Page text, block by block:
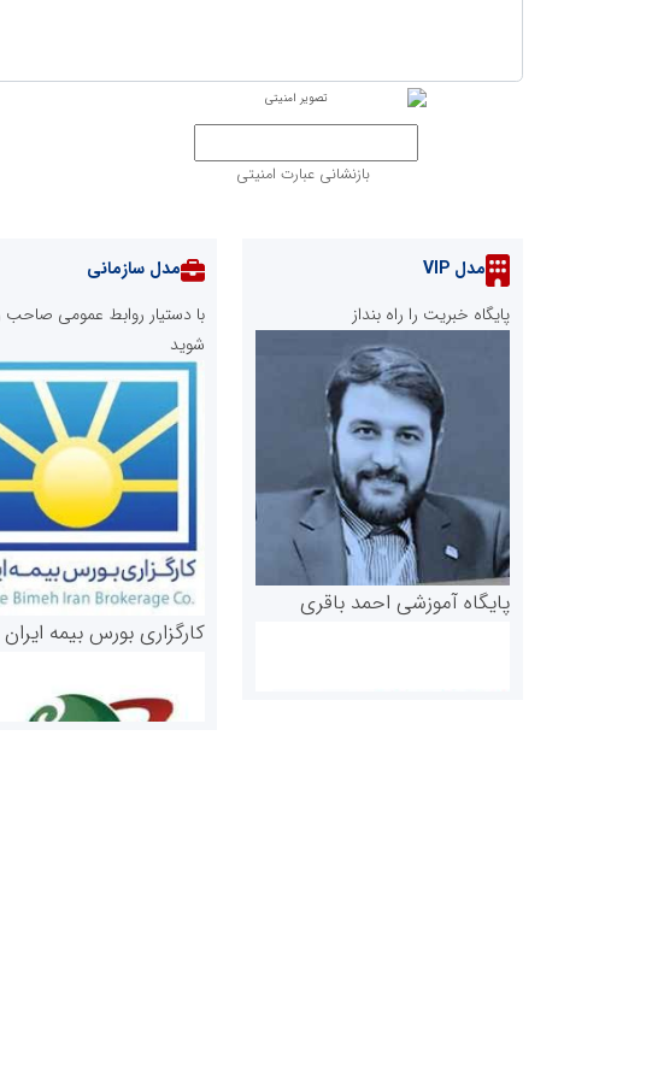
بازنشانی عبارت امنیتی
مدل VIP
پایگاه خبریت را راه بنداز
پایگاه آموزشی احمد باقری
مدل سازمانی
با دستیار روابط عمومی صاحب
شوید
کارگزاری بورس بیمه ایران